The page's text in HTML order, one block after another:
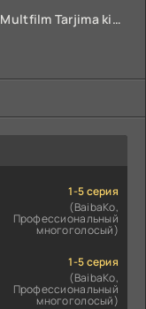
O'lik Kelin Uzbek tilida 2023 Multfilm Tarjima kino skachat
1-5 серия
(BaibaKo,
Профессиональный
многоголосый)
1-5 серия
(BaibaKo,
Профессиональный
многоголосый)